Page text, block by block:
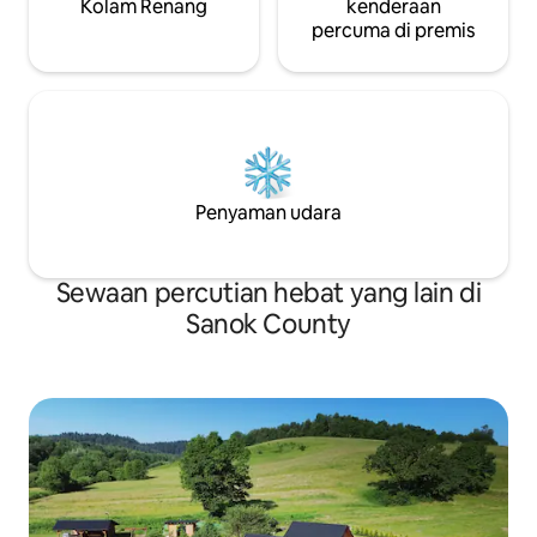
Kolam Renang
kenderaan
percuma di premis
Penyaman udara
Sewaan percutian hebat yang lain di
Sanok County